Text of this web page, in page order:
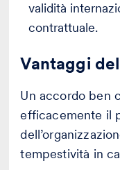
validità
contrattuale.
Vantaggi
Un accordo ben
efficacemente il
tempestività in